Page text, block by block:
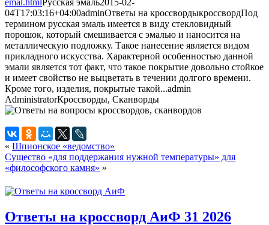
04T17:03:16+04:00adminОтветы на кроссвордыкроссвордПод
термином русская эмаль имеется в виду стекловидный
порошок, который смешивается с эмалью и наносится на
металлическую подложку. Такое нанесение является видом
прикладного искусства. Характерной особенностью данной
эмали является тот факт, что такое покрытие довольно стойкое
и имеет свойство не выцветать в течении долгого времени.
Кроме того, изделия, покрытые такой...admin
AdministratorКроссворды, Сканворды
« Шпионское «ведомство»
Существо «для поддержания нужной температуры» для
«философского камня» »
Ответы на кроссворд АиФ 31 2026